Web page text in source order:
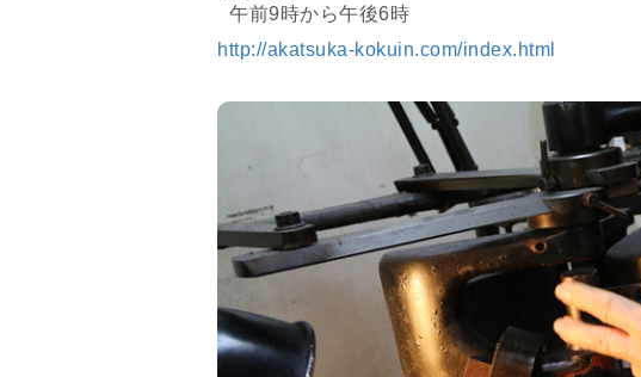
午前9時から午後6時
http://akatsuka-kokuin.com/index.html